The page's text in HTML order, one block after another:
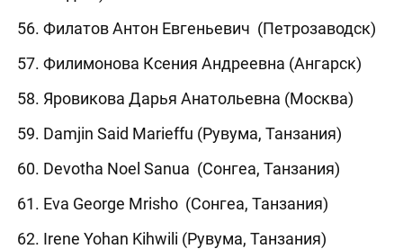
56. Филатов Антон Евгеньевич (Петрозаводск)
57. Филимонова Ксения Андреевна (Ангарск)
58. Яровикова Дарья Анатольевна (Москва)
59. Damjin Said Marieffu (Рувума, Танзания)
60. Devotha Noel Sanua (Сонгеа, Танзания)
61. Eva George Mrisho (Сонгеа, Танзания)
62. Irene Yohan Kihwili (Рувума, Танзания)